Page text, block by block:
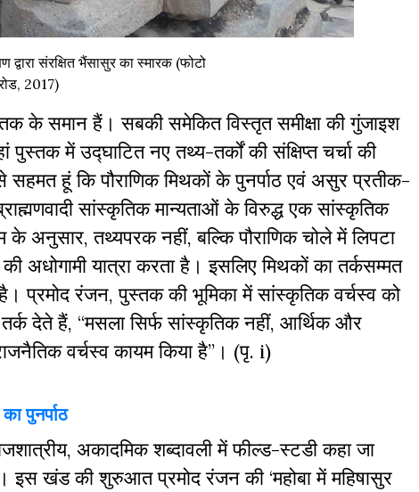
द्वारा संरक्षित भैंसासुर का स्मारक (फोटो
2017)
समान हैं। सबकी समेकित विस्तृत समीक्षा की गुंजाइश
में उद्घाटित नए तथ्य-तर्कों की संक्षिप्त चर्चा की
हूं कि पौराणिक मिथकों के पुनर्पाठ एवं असुर प्रतीक-
सांस्कृतिक मान्यताओं के विरुद्ध एक सांस्कृतिक
अनुसार, तथ्यपरक नहीं, बल्कि पौराणिक चोले में लिपटा
अधोगामी यात्रा करता है। इसलिए मिथकों का तर्कसम्मत
प्रमोद रंजन, पुस्तक की भूमिका में सांस्कृतिक वर्चस्व को
देते हैं, “मसला सिर्फ सांस्कृतिक नहीं, आर्थिक और
वर्चस्व कायम किया है”। (पृ. i)
पुनर्पाठ
अकादमिक शब्दावली में फील्ड-स्टडी कहा जा
इस खंड की शुरुआत प्रमोद रंजन की ‘महोबा में महिषासुर